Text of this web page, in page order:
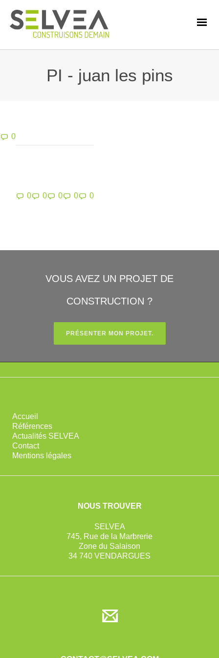
PI - juan les pins
0
0 0 0 0 0
VOUS AVEZ UN PROJET DE
CONSTRUCTION ?
PRÉSENTER MON PROJET.
Accueil
Références
Actualités SELVEA
Contact
Mentions légales
NOUS TROUVER
SELVEA
745, Rue de la Marbrerie
Zone du Salaison
34 740 VENDARGUES